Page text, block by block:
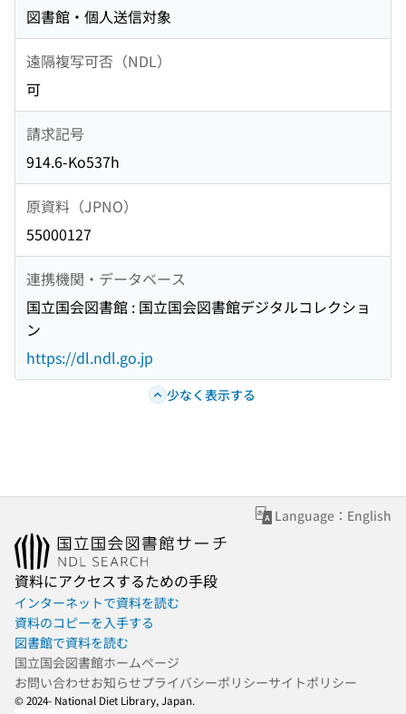
図書館・個人送信対象
遠隔複写可否（NDL）
可
請求記号
914.6-Ko537h
原資料（JPNO）
55000127
連携機関・データベース
国立国会図書館 : 国立国会図書館デジタルコレクショ
ン
https://dl.ndl.go.jp
少なく表示する
Language：English
資料にアクセスするための手段
インターネットで資料を読む
資料のコピーを入手する
図書館で資料を読む
国立国会図書館ホームページ
お問い合わせお知らせプライバシーポリシーサイトポリシー
© 2024- National Diet Library, Japan.